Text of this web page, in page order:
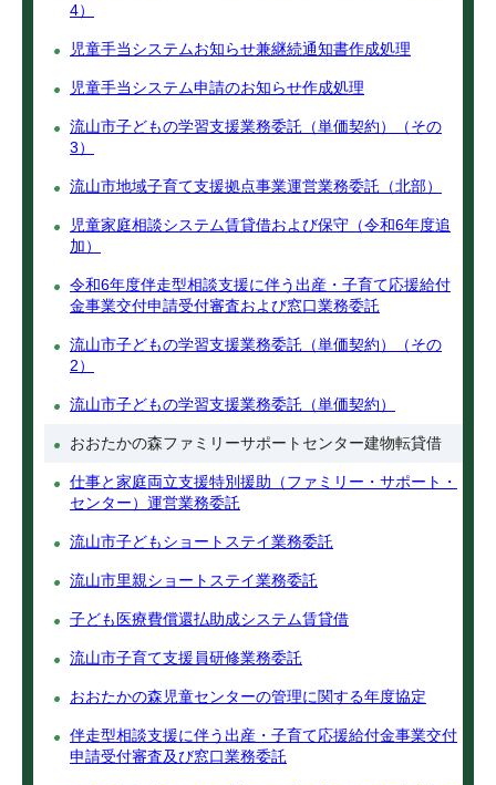
4）
児童手当システムお知らせ兼継続通知書作成処理
児童手当システム申請のお知らせ作成処理
流山市子どもの学習支援業務委託（単価契約）（その
3）
流山市地域子育て支援拠点事業運営業務委託（北部）
児童家庭相談システム賃貸借および保守（令和6年度追
加）
令和6年度伴走型相談支援に伴う出産・子育て応援給付
金事業交付申請受付審査および窓口業務委託
流山市子どもの学習支援業務委託（単価契約）（その
2）
流山市子どもの学習支援業務委託（単価契約）
おおたかの森ファミリーサポートセンター建物転貸借
仕事と家庭両立支援特別援助（ファミリー・サポート・
センター）運営業務委託
流山市子どもショートステイ業務委託
流山市里親ショートステイ業務委託
子ども医療費償還払助成システム賃貸借
流山市子育て支援員研修業務委託
おおたかの森児童センターの管理に関する年度協定
伴走型相談支援に伴う出産・子育て応援給付金事業交付
申請受付審査及び窓口業務委託